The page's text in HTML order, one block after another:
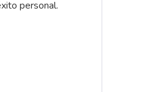
personal.